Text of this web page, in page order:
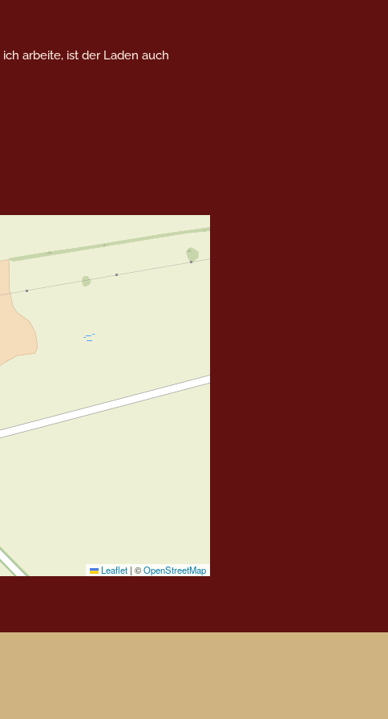
arbeite, ist der Laden auch
Leaflet | ©OpenStreetMap